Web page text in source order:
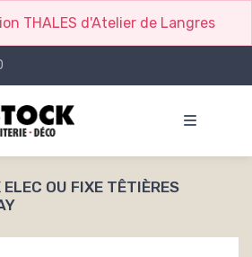
THALES d'Atelier de Langres
OU FIXE TÊTIÈRES